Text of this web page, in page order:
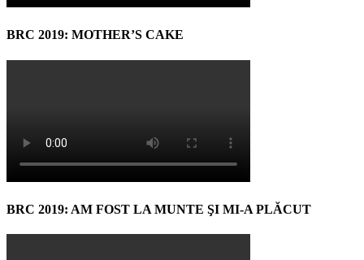
BRC 2019: MOTHER’S CAKE
BRC 2019: AM FOST LA MUNTE ŞI MI-A PLĂCUT